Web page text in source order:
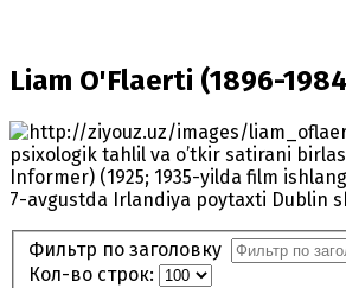
Liam O'Flaerti (1896-
psixologik tahlil va o’tkir satirani
Informer) (1925; 1935-yilda film
7-avgustda Irlandiya poytaxti Dublin
Фильтр по заголовку
Кол-во строк: